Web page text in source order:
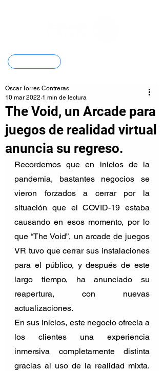
The Void, un Arcade para
juegos de realidad virtual
anuncia su regreso.
Oscar Torres Contreras
10 mar 2022 1 min de lectura
Recordemos que en inicios de la
pandemia, bastantes negocios se
vieron forzados a cerrar por la
situación que el COVID-19 estaba
causando en esos momento, por lo
que “The Void”, un arcade de juegos
VR tuvo que cerrar sus instalaciones
para el público, y después de este
largo tiempo, ha anunciado su
reapertura, con nuevas
actualizaciones.
En sus inicios, este negocio ofrecía a
los clientes una experiencia
inmersiva completamente distinta
gracias al uso de la realidad mixta.